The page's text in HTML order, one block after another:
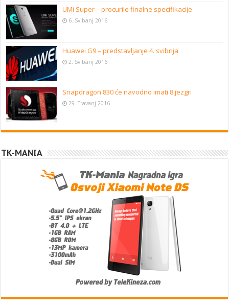
UMi Super – procurile finalne specifikacije
6. Svibanj 2016
Huawei G9 – predstavljanje 4. svibnja
2. Svibanj 2016
Snapdragon 830 će navodno imati 8 jezgri
29. Travanj 2016
TK-MANIA